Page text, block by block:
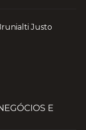
Justo
E